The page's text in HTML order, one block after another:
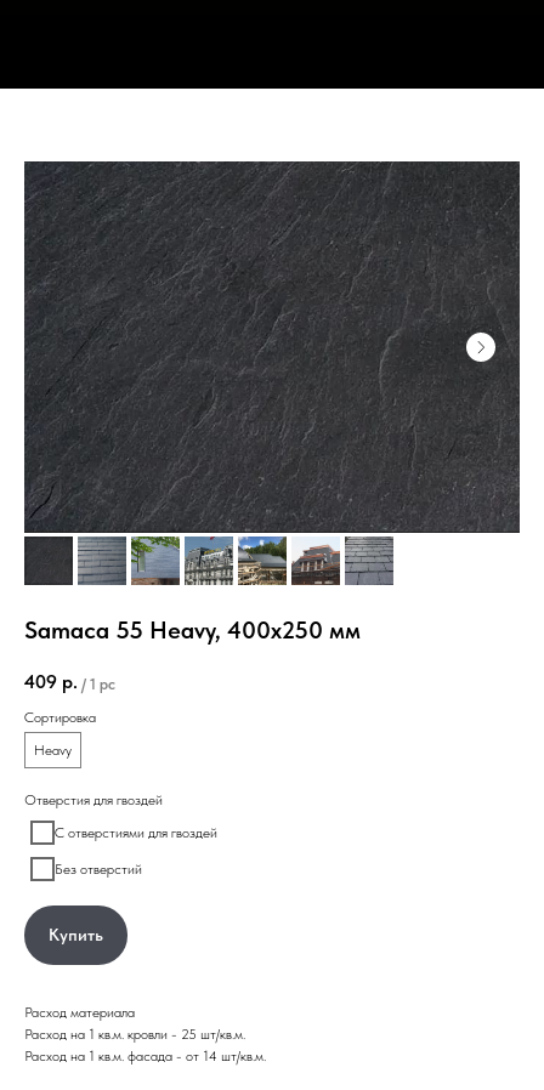
Samaca 55 Heavy, 400х250 мм
409 р. / 1 pc
Сортировка
Heavy
Отверстия для гвоздей
С отверстиями для гвоздей
Без отверстий
Купить
Расход материала
Расход на 1 кв.м. кровли - 25 шт/кв.м.
Расход на 1 кв.м. фасада - от 14 шт/кв.м.